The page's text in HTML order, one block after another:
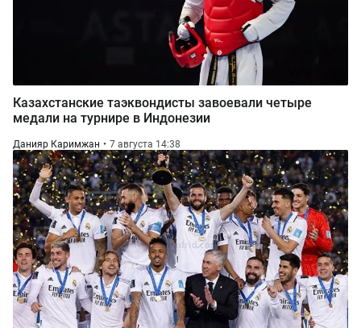
Казахстанские таэквондисты завоевали четыре
медали на турнире в Индонезии
Данияр Каримжан 7 августа 14:38